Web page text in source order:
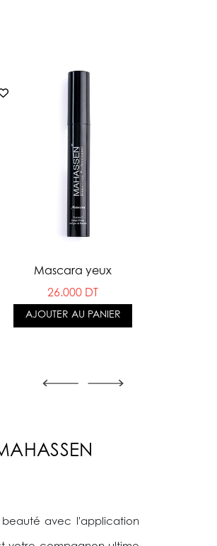
Mascara yeux
26.000 DT
AJOUTER AU PANIER
beauté avec l'application